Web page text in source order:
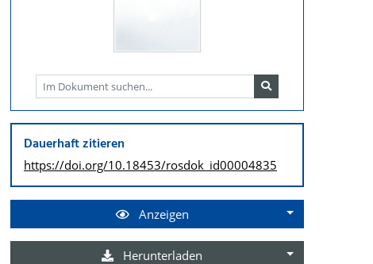
Dauerhaft zitieren
https://doi.org/10.18453/rosdok_id00004835
Anzeigen
Herunterladen